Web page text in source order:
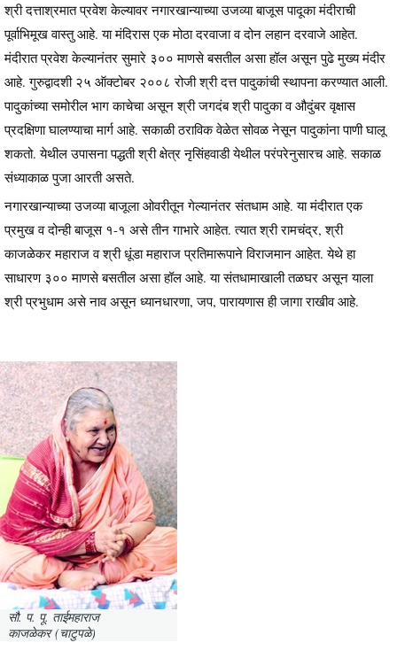
श्री दत्ताश्रमात प्रवेश केल्यावर नगारखान्याच्या उजव्या बाजूस पादूका मंदीराची
पूर्वाभिमूख वास्तु आहे. या मंदिरास एक मोठा दरवाजा व दोन लहान दरवाजे आहेत.
मंदीरात प्रवेश केल्यानंतर सुमारे ३०० माणसे बसतील असा हॉल असून पुढे मुख्य मंदीर
आहे. गुरुद्वादशी २५ ऑक्टोबर २००८ रोजी श्री दत्त पादुकांची स्थापना करण्यात आली.
पादुकांच्या समोरील भाग काचेचा असून श्री जगदंब श्री पादुका व औदुंबर वृक्षास
प्रदक्षिणा घालण्याचा मार्ग आहे. सकाळी ठराविक वेळेत सोवळ नेसून पादुकांना पाणी घालू
शकतो. येथील उपासना पद्धती श्री क्षेत्र नृसिंहवाडी येथील परंपरेनुसारच आहे. सकाळ
संध्याकाळ पुजा आरती असते.
नगारखान्याच्या उजव्या बाजूला ओवरीतून गेल्यानंतर संतधाम आहे. या मंदीरात एक
प्रमुख व दोन्ही बाजूस १-१ असे तीन गाभारे आहेत. त्यात श्री रामचंद्र, श्री
काजळेकर महाराज व श्री धूंडा महाराज प्रतिमारूपाने विराजमान आहेत. येथे हा
साधारण ३०० माणसे बसतील असा हॉल आहे. या संतधामाखाली तळघर असून याला
श्री प्रभुधाम असे नाव असून ध्यानधारणा, जप, पारायणास ही जागा राखीव आहे.
सौ. प. पू. ताईमहाराज
काजळेकर (चाटुपळे)